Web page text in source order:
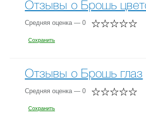
Отзывы о Брошь
Средняя оценка — 0
Сохранить
Отзывы о Брошь глаз
Средняя оценка — 0
Сохранить